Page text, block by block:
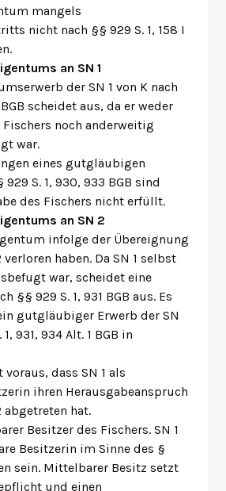
mangels
nicht nach §§ 929 S. 1, 158 I
an SN 1
der SN 1 von K nach
scheidet aus, da er weder
noch anderweitig
war.
eines gutgläubigen
S. 1, 930, 933 BGB sind
des Fischers nicht erfüllt.
an SN 2
infolge der Übereignung
verloren haben. Da SN 1 selbst
war, scheidet eine
§§ 929 S. 1, 931 BGB aus. Es
gutgläubiger Erwerb der SN
931, 934 Alt. 1 BGB in
dass SN 1 als
ihren Herausgabeanspruch
abgetreten hat.
Besitzer des Fischers. SN 1
Besitzerin im Sinne des §
sein. Mittelbarer Besitz setzt
und einen